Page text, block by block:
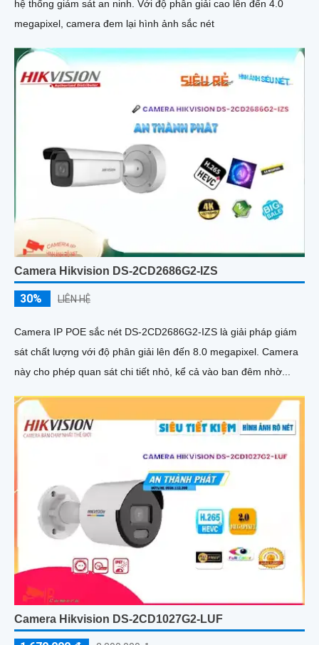
hệ thống giám sát an ninh. Với độ phân giải cao lên đến 4.0
megapixel, camera đem lại hình ảnh sắc nét
Camera Hikvision DS-2CD2686G2-IZS
30% LIÊN HỆ
Camera IP POE sắc nét DS-2CD2686G2-IZS là giải pháp giám
sát chất lượng với độ phân giải lên đến 8.0 megapixel. Camera
này cho phép quan sát chi tiết nhỏ, kể cả vào ban đêm nhờ...
Camera Hikvision DS-2CD1027G2-LUF